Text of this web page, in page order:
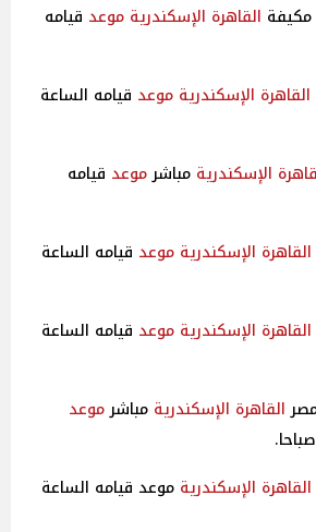
القاهرة الإسكندرية موعد قيامه
القاهرة الإسكندرية موعد قيامه الساعة
الإسكندرية مباشرموعد قيامه
القاهرة الإسكندرية موعد قيامه الساعة
القاهرة الإسكندرية موعد قيامه الساعة
القاهرة الإسكندرية مباشرموعد
القاهرة الإسكندرية موعد قيامه الساعة